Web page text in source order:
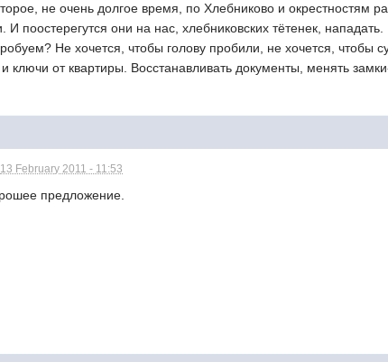
не очень долгое время, по Хлебниково и окрестностям
И поостерегутся они на нас, хлебниковских тётенек, нападать.
Не хочется, чтобы голову пробили, не хочется, чтобы
ключи от квартиры. Восстанавливать документы, менять
13 February 2011 - 11:53
предложение.